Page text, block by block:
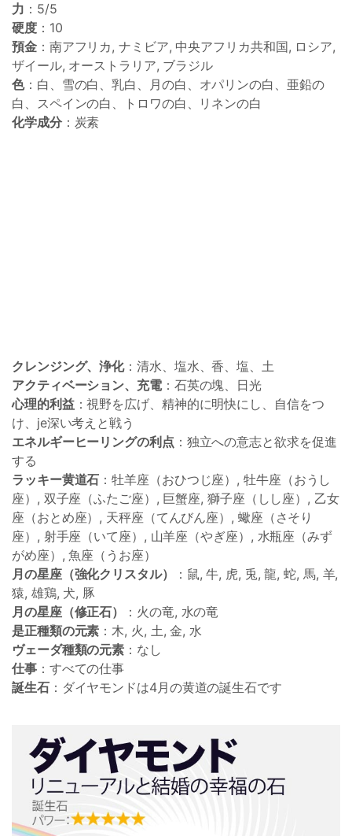
力 ：5/5
硬度：10
預金：南アフリカ, ナミビア, 中央アフリカ共和国, ロシア,
ザイール, オーストラリア, ブラジル
色：白、雪の白、乳白、月の白、オパリンの白、亜鉛の
白、スペインの白、トロワの白、リネンの白
化学成分：炭素
クレンジング、浄化：清水、塩水、香、塩、土
アクティベーション、充電：石英の塊、日光
心理的利益：視野を広げ、精神的に明快にし、自信をつ
け、je深い考えと戦う
エネルギーヒーリングの利点 ：独立への意志と欲求を促進
する
ラッキー黄道石 ：牡羊座（おひつじ座）, 牡牛座（おうし
座）, 双子座（ふたご座）, 巨蟹座, 獅子座（しし座）, 乙女
座（おとめ座）, 天秤座（てんびん座）, 蠍座（さそり
座）, 射手座（いて座）, 山羊座（やぎ座）, 水瓶座（みず
がめ座）, 魚座（うお座）
月の星座（強化クリスタル）
：鼠, 牛, 虎, 兎, 龍, 蛇, 馬, 羊,
猿, 雄鶏, 犬, 豚
月の星座（修正石）
：火の竜, 水の竜
是正種類の元素 ：木, 火, 土, 金, 水
ヴェーダ種類の元素 ：なし
仕事：すべての仕事
誕生石：ダイヤモンドは4月の黄道の誕生石です